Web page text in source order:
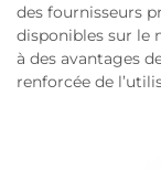
des fournisseurs
disponibles sur le
à des avantages
renforcée de